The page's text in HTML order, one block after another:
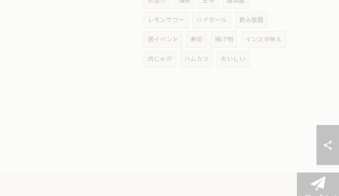
レモンサワー
ハイボール
飲み放題
週イベント
寿司 揚げ物
インスタ映え
肉じゃが
ハムカツ おいしい